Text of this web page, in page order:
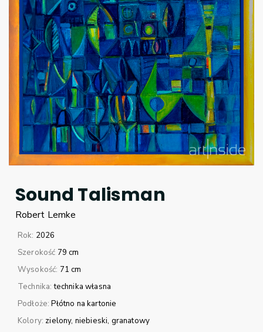
Sound Talisman
Robert Lemke
Rok: 2026
Szerokość 79 cm
Wysokość: 71 cm
Technika:technika własna
Podłoże:Płótno na kartonie
Kolory: zielony niebieski granatowy